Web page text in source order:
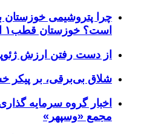
چرا پتروشیمی خوزستان
است؟ خوزستان قطب۱ اقتصاد
از دست رفتن ارزش
شلاق‌ بی‌برقی، بر پیکر
مجمع «وسپهر»